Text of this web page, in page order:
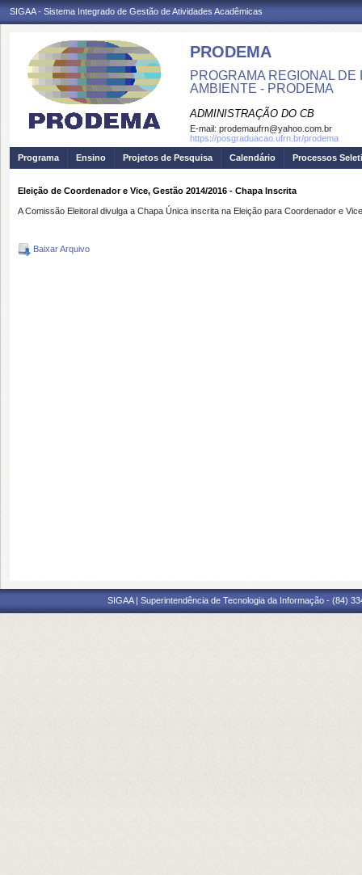
SIGAA - Sistema Integrado de Gestão de Atividades Acadêmicas
PRODEMA
PROGRAMA REGIONAL
AMBIENTE - PRODEMA
ADMINISTRAÇÃO DO CB
E-mail: prodemaufrn@yahoo.com.br
https://posgraduacao.ufrn.br/prodema
Programa
Ensino Projetos de Pesquisa Calendário Processos
Eleição de Coordenador e Vice, Gestão 2014/2016 - Chapa Inscrita
A Comissão Eleitoral divulga a Chapa Única inscrita na Eleição para Coordenador e
Baixar Arquivo
SIGAA | Superintendência de Tecnologia da Informação - (84)